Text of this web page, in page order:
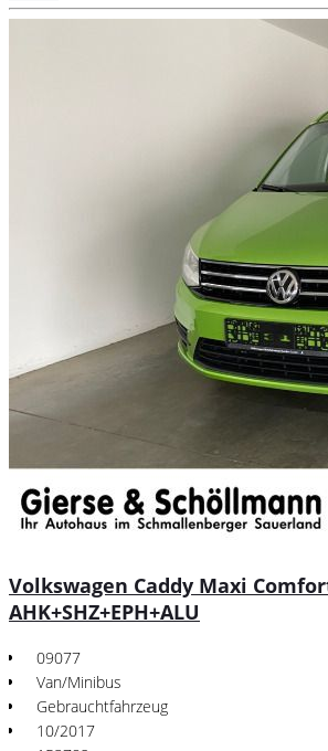
Volkswagen Caddy Maxi
AHK+SHZ+EPH+ALU
09077
Van/Minibus
Gebrauchtfahrzeug
10/2017